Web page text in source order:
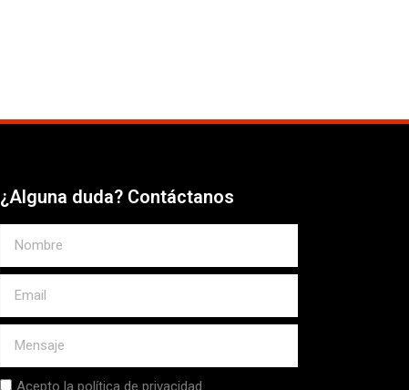
¿Alguna duda? Contáctanos
Acepto la política de privacidad